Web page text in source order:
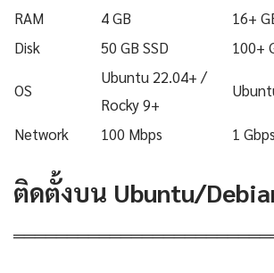
RAM
4 GB
16+
Disk
50 GB SSD 100+
OS
Ubuntu 22.04+ /
Rocky 9+
Network 100 Mbps 1
ติดตั้งบน Ubuntu/